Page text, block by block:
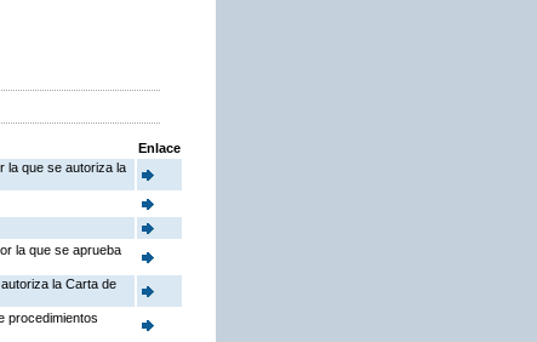
Enlace
la que se autoriza la
la que se aprueba
la Carta de
procedimientos